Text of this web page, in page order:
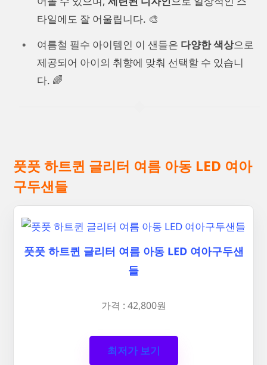
타일에도 잘 어울립니다. 🎨
여름철 필수 아이템인 이 샌들은 다양한 색상으로
제공되어 아이의 취향에 맞춰 선택할 수 있습니
다. 🌈
풋풋 하트퀸 글리터 여름 아동 LED 여아
구두샌들
풋풋 하트퀸 글리터 여름 아동 LED 여아구두샌
들
가격 : 42,800원
최저가 보기